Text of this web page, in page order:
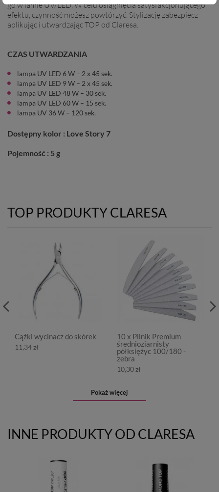
go w lamie UV/LED. W celu osiągnięcia satysfakcjonującego
efektu, czynność możesz powtórzyć. Stylizację zabezpiecz
aplikując i utwardzając TOP od Claresa.
CZAS UTWARDZANIA
lampa UV LED 6 W – 2 x 45 sek.
lampa UV LED 9 W – 2 x 45 sek.
lampa UV LED 48 W – 30 sek.
lampa UV LED 60 W – 15 sek.
lampa UV 36 W – 120 sek.
Dostępny kolor : Love Story 7
Pojemność : 5 g
TOP PRODUKTY CLARESA
Cążki wycinacz do skórek
11,34 zł
10 x Pilnik Premium
średnioziarnisty
półksiężyc 100/180 -
zebra
10,30 zł
Pokaż więcej
INNE PRODUKTY OD CLARESA